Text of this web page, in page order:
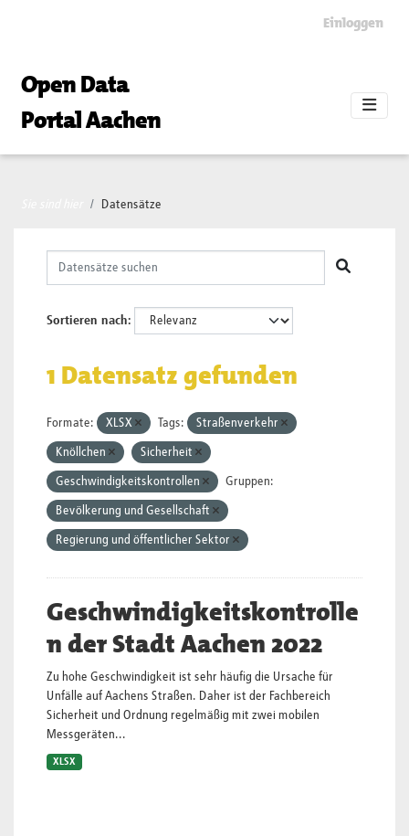
Einloggen
Open Data
Portal Aachen
Datensätze
Sortieren nach
1 Datensatz gefunden
Formate: XLSX Tags: Straßenverkehr
Knöllchen Sicherheit
Geschwindigkeitskontrollen Gruppen:
Bevölkerung und Gesellschaft
Regierung und öffentlicher Sektor
Geschwindigkeitskontrolle
n der Stadt Aachen 2022
Zu hohe Geschwindigkeit ist sehr häufig die Ursache für
Unfälle auf Aachens Straßen. Daher ist der Fachbereich
Sicherheit und Ordnung regelmäßig mit zwei mobilen
Messgeräten...
XLSX